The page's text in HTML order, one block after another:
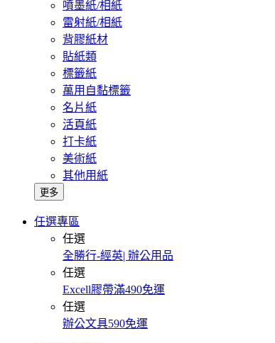
噴墨紙/相紙
雷射紙/相紙
背膠紙材
貼紙類
標籤紙
萬用自黏標籤
名片紙
活頁紙
打卡紙
美術紙
其他用紙
更多
任選專區
任選
全勝行-經英| 辦公用品
任選
Excell膠帶滿490免運
任選
辦公文具590免運